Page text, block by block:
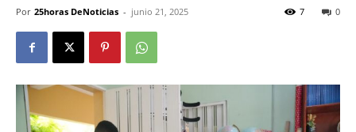
Por 25horas DeNoticias - junio 21, 2025 0
7